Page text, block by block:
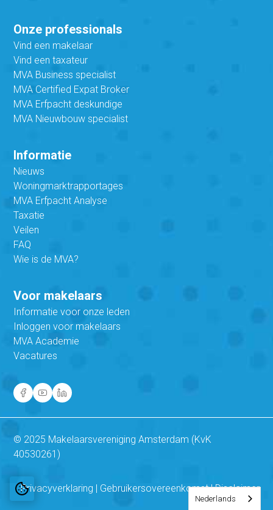
Onze professionals
Vind een makelaar
Vind een taxateur
MVA Business specialist
MVA Certified Expat Broker
MVA Erfpacht deskundige
MVA Nieuwbouw specialist
Informatie
Nieuws
Woningmarktrapportages
MVA Erfpacht Analyse
Taxatie
Veilen
FAQ
Wie is de MVA?
Voor makelaars
Informatie voor onze leden
Inloggen voor makelaars
MVA Academie
Vacatures
© 2025 Makelaarsvereniging Amsterdam (KvK
40530261)
Privacyverklaring | Gebruikersovereenkomst|Disclaimer
Nederlands